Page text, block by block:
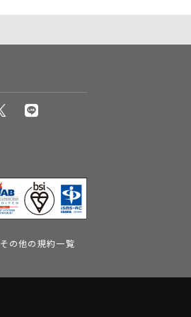
その他の規約一覧